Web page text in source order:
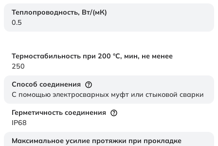
Теплопроводность, Вт/(мК)
0.5
Термостабильность при 200 °С, мин, не менее
250
Способ соединения
С помощью электросварных муфт или стыковой сварки
Герметичность соединения
IP68
Максимальное усилие протяжки при прокладке